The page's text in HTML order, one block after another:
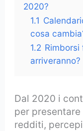
2020?
1.1
cosa
1.2
arriveranno?
Dal 2020 i
per
redditi,